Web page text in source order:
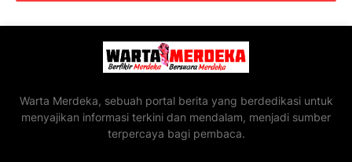
Warta Merdeka, sebuah portal berita yang berdedikasi untuk
menyajikan informasi terkini dan mendalam, menjadi sumber
terpercaya bagi pembaca.